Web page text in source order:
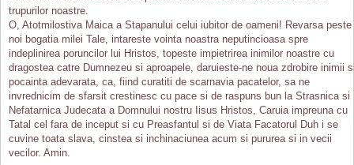
trupurilor noastre.
O, Atotmilostiva Maica a Stapanului celui iubitor de oameni! Revarsa peste
noi bogatia milei Tale, intareste vointa noastra neputincioasa spre
indeplinirea poruncilor lui Hristos, topeste impietrirea inimilor noastre cu
dragostea catre Dumnezeu si aproapele, daruieste-ne noua zdrobire inimii
pocainta adevarata, ca, fiind curatiti de scarnavia pacatelor, sa ne
invrednicim de sfarsit crestinesc cu pace si de raspuns bun la Strasnica si
Nefatarnica Judecata a Domnului nostru Iisus Hristos, Caruia impreuna cu
Tatal cel fara de inceput si cu Preasfantul si de Viata Facatorul Duh i se
cuvine toata slava, cinstea si inchinaciunea acum si pururea si in vecii
vecilor. Amin.